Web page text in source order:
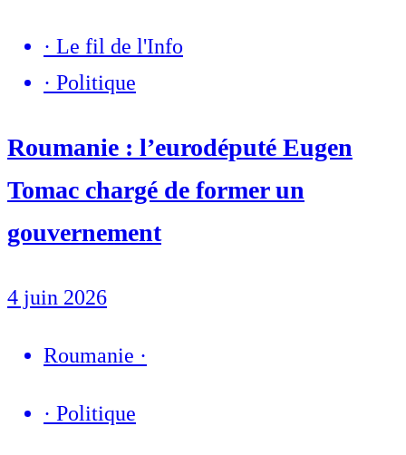
· Le fil de l'Info
· Politique
Roumanie : l’eurodéputé Eugen
Tomac chargé de former un
gouvernement
4 juin 2026
Roumanie ·
· Politique